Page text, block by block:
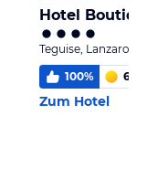
Hotel
Teguise, Lanzarote
100% 6
Zum Hotel